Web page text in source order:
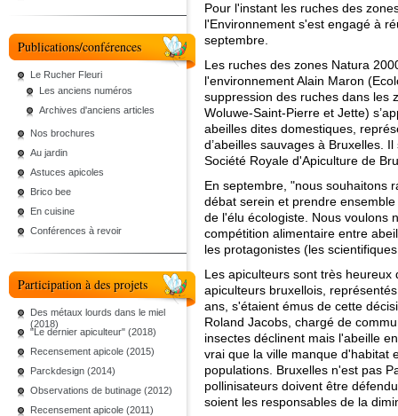
Publications/conférences
Le Rucher Fleuri
Les anciens numéros
Archives d'anciens articles
Nos brochures
Au jardin
Astuces apicoles
Brico bee
En cuisine
Conférences à revoir
Participation à des projets
Des métaux lourds dans le miel
(2018)
"Le dernier apiculteur" (2018)
Recensement apicole (2015)
Parckdesign (2014)
Observations de butinage (2012)
Recensement apicole (2011)
Pour l'instant les ruches des
l'Environnement s'est engagé à
septembre.
Les ruches des zones Natura
l'environnement Alain Maron
suppression des ruches dans les
Woluwe-Saint-Pierre et Jette)
abeilles dites domestiques,
d’abeilles sauvages à Bruxelles.
Société Royale d'Apiculture de
En septembre, "nous souhaitons
débat serein et prendre
de l'élu écologiste. Nous voulons
compétition alimentaire entre
les protagonistes (les
Les apiculteurs sont très
apiculteurs bruxellois,
ans, s'étaient émus de cette
Roland Jacobs, chargé de
insectes déclinent mais l'abeille
vrai que la ville manque d'habitat
populations. Bruxelles n'est pas
pollinisateurs doivent être
soient les responsables de la